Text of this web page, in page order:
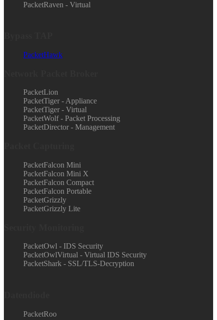
PacketRaven - Virtual
PacketHawk
PacketLion
PacketTiger - Appliance
PacketTiger - Virtual
PacketWolf - Packet Processing
PacketDirector - Management
PacketFalcon Mini
PacketFalcon Mini X
PacketFalcon Compact
PacketFalcon Portable
PacketGrizzly
PacketGrizzly Lite
PacketOwl - IDS Security
PacketOwlVirtual - Virtual IDS Security
PacketShark - SSL/TLS-Decryption
PacketRoo